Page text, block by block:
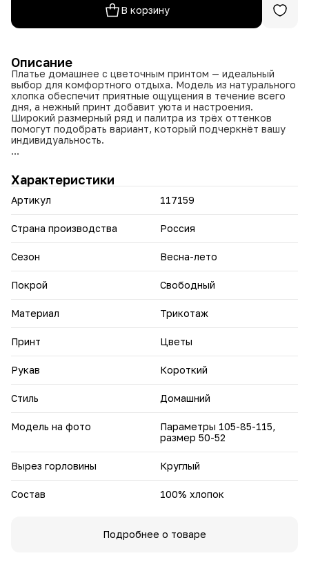
В корзину
Описание
Платье домашнее с цветочным принтом — идеальный
выбор для комфортного отдыха. Модель из натурального
хлопка обеспечит приятные ощущения в течение всего
дня, а нежный принт добавит уюта и настроения.
Широкий размерный ряд и палитра из трёх оттенков
помогут подобрать вариант, который подчеркнёт вашу
индивидуальность.
64.
• Три цвета на выбор: бордовый, ментол и
тёмно‑коричневый.
• Натуральный хлопок гарантирует комфорт,
• Цветочный принт создаёт уютную домашнюю
отдыха и домашних дел.
тапочками, халатом, кардиганом.
• Практичная модель подходит для повседневного
отдыхом в стильном и удобном домашнем платье.
Характеристики
Артикул 117159
Страна производства Россия
Сезон Весна-лето
Покрой Свободный
Материал Трикотаж
Принт Цветы
Рукав Короткий
Стиль Домашний
Модель на фото
Параметры 105-85-115,
размер 50-52
Вырез горловины Круглый
Состав 100% хлопок
Подробнее о товаре